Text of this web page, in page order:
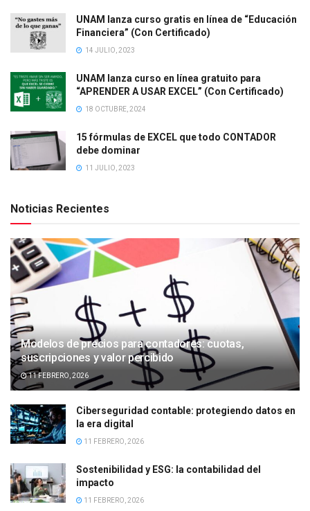
UNAM lanza curso gratis en línea de “Educación
Financiera” (Con Certificado)
14 JULIO, 2023
UNAM lanza curso en línea gratuito para
“APRENDER A USAR EXCEL” (Con Certificado)
18 OCTUBRE, 2024
15 fórmulas de EXCEL que todo CONTADOR
debe dominar
11 JULIO, 2023
Noticias Recientes
Modelos de precios para contadores: cuotas,
suscripciones y valor percibido
11 FEBRERO, 2026
Ciberseguridad contable: protegiendo datos en
la era digital
11 FEBRERO, 2026
Sostenibilidad y ESG: la contabilidad del
impacto
11 FEBRERO, 2026